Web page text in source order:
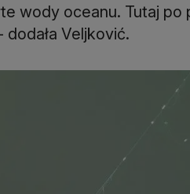
wody oceanu. Tutaj po
Veljković.